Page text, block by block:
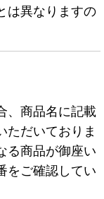
は異なりますの
、商品名に記載
ただいておりま
る商品が御座い
をご確認してい